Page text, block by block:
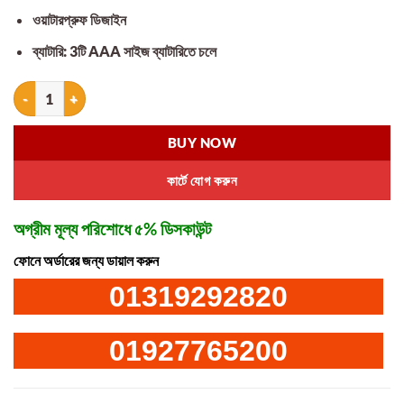
ওয়াটারপ্রুফ ডিজাইন
ব্যাটারি: 3টি AAA সাইজ ব্যাটারিতে চলে
Shower Brass Massager quantity
কার্টে যোগ করুন
BUY NOW
অগ্রীম মূল্য পরিশোধে ৫% ডিসকাউন্ট
ফোনে অর্ডারের জন্য ডায়াল করুন
01319292820
01927765200